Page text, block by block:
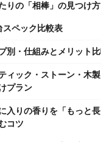
りの「相棒」の見つけ方
スペック比較表
別・仕組みとメリット
ティック・ストーン・木
プラン
入りの香りを「もっと長
コツ